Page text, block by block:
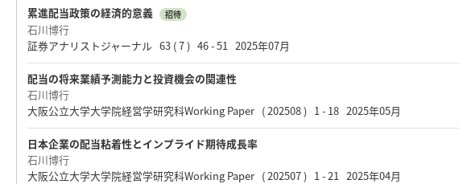
累進配当政策の経済的意義 招待
石川博行
証券アナリストジャーナル 63 ( 7 ) 46 - 51 2025年07月
配当の将来業績予測能力と投資機会の関連性
石川博行
大阪公立大学大学院経営学研究科Working Paper ( 202508 ) 1 - 18 2025年05月
日本企業の配当粘着性とインプライド期待成長率
石川博行
大阪公立大学大学院経営学研究科Working Paper ( 202507 ) 1 - 21 2025年04月